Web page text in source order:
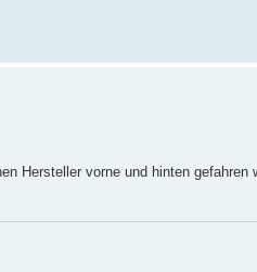
Hersteller vorne und hinten gefahren